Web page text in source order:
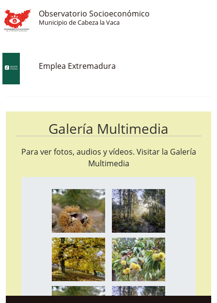
Observatorio Socioeconómico
Municipio de Cabeza la Vaca
Emplea Extremadura
Galería Multimedia
Para ver fotos, audios y vídeos. Visitar la Galería
Multimedia